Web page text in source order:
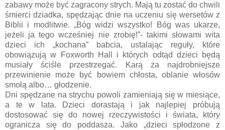
zabawy może być zagracony strych. Mają tu zostać do chwili
śmierci dziadka, spędzając dnie na uczeniu się wersetów z
Biblii i modlitwie. „Bóg widzi wszystko! Bóg was ukarze,
jeżeli ja tego wcześniej nie zrobię!”- takimi słowami wita
dzieci ich „kochana” babcia, ustalając reguły, które
obowiązują w Foxworth Hall i których odtąd dzieci będą
musiały ściśle przestrzegać. Karą za najdrobniejsze
przewinienie może być bowiem chłosta, oblanie włosów
smołą albo… głodzenie.
Dni spędzane na strychu powoli zamieniają się w miesiące,
a te w lata. Dzieci dorastają i jak najlepiej próbują
dostosować się do nowej rzeczywistości i świata, który
ogranicza się do poddasza. Jako „dzieci spłodzone z